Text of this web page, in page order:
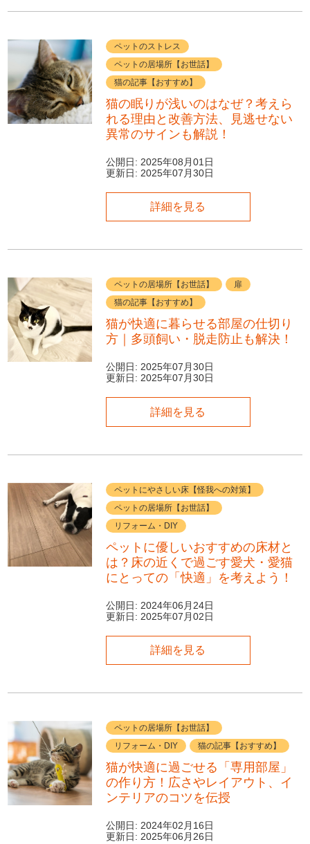
ペットのストレス
ペットの居場所【お世話】
猫の記事【おすすめ】
猫の眠りが浅いのはなぜ？考えら
れる理由と改善方法、見逃せない
異常のサインも解説！
公開日: 2025年08月01日
更新日: 2025年07月30日
詳細を見る
ペットの居場所【お世話】
扉
猫の記事【おすすめ】
猫が快適に暮らせる部屋の仕切り
方｜多頭飼い・脱走防止も解決！
公開日: 2025年07月30日
更新日: 2025年07月30日
詳細を見る
ペットにやさしい床【怪我への対策】
ペットの居場所【お世話】
リフォーム・DIY
ペットに優しいおすすめの床材と
は？床の近くで過ごす愛犬・愛猫
にとっての「快適」を考えよう！
公開日: 2024年06月24日
更新日: 2025年07月02日
詳細を見る
ペットの居場所【お世話】
リフォーム・DIY
猫の記事【おすすめ】
猫が快適に過ごせる「専用部屋」
の作り方！広さやレイアウト、イ
ンテリアのコツを伝授
公開日: 2024年02月16日
更新日: 2025年06月26日